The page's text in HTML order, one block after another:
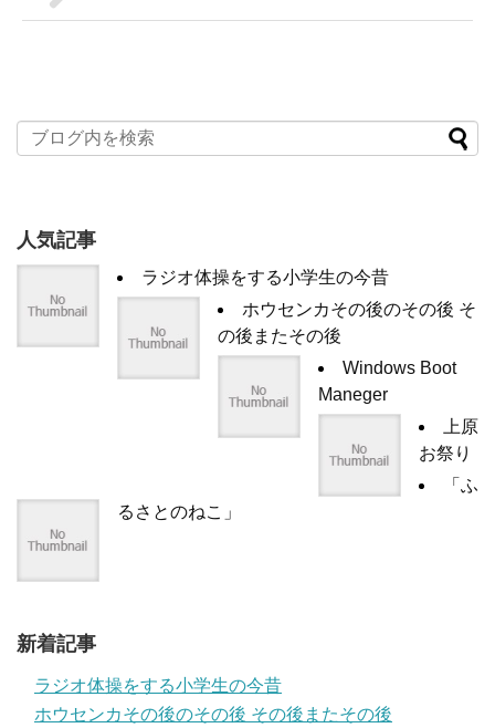
人気記事
ラジオ体操をする小学生の今昔
ホウセンカその後のその後 そ
の後またその後
Windows Boot
Maneger
上原
お祭り
「ふ
るさとのねこ」
新着記事
ラジオ体操をする小学生の今昔
ホウセンカその後のその後 その後またその後